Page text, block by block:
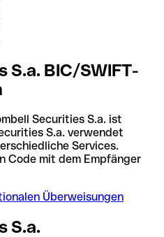
S.a. BIC/SWIFT-
Securities S.a. ist
S.a. verwendet
Services.
Code mit dem Empfänger
Überweisungen
S.a.